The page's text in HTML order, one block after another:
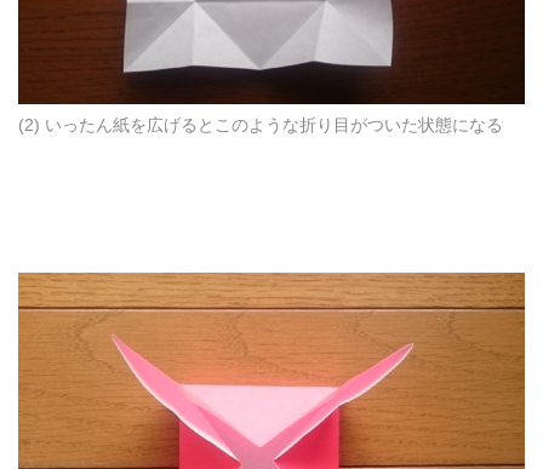
(2) いったん紙を広げるとこのような折り目がついた状態になる